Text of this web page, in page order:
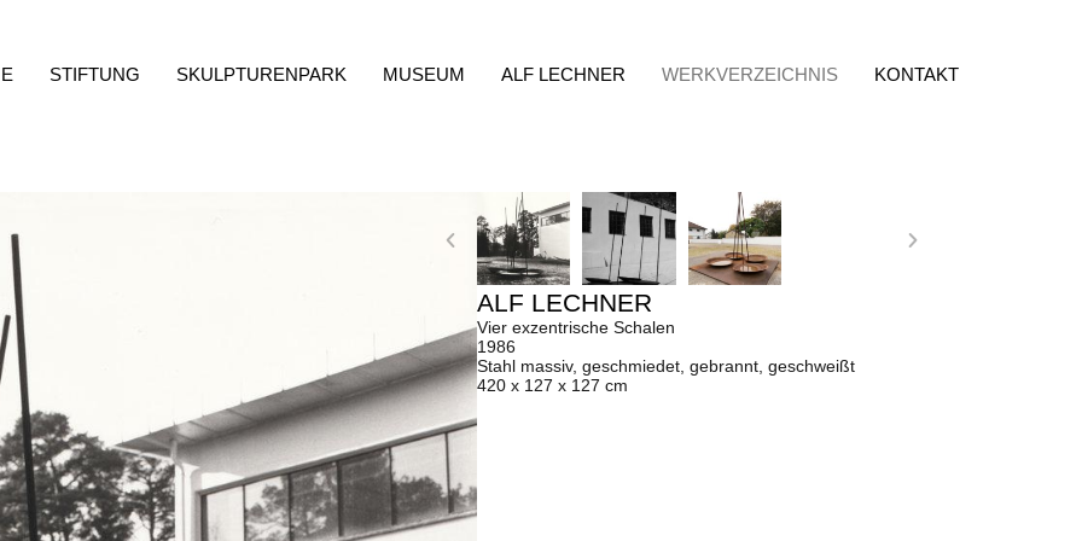
STIFTUNG SKULPTURENPARK MUSEUM ALF LECHNER WERKVERZEICHNIS KONTAKT
ALF LECHNER
Vier exzentrische Schalen
1986
Stahl massiv, geschmiedet, gebrannt, geschweißt
420 x 127 x 127 cm